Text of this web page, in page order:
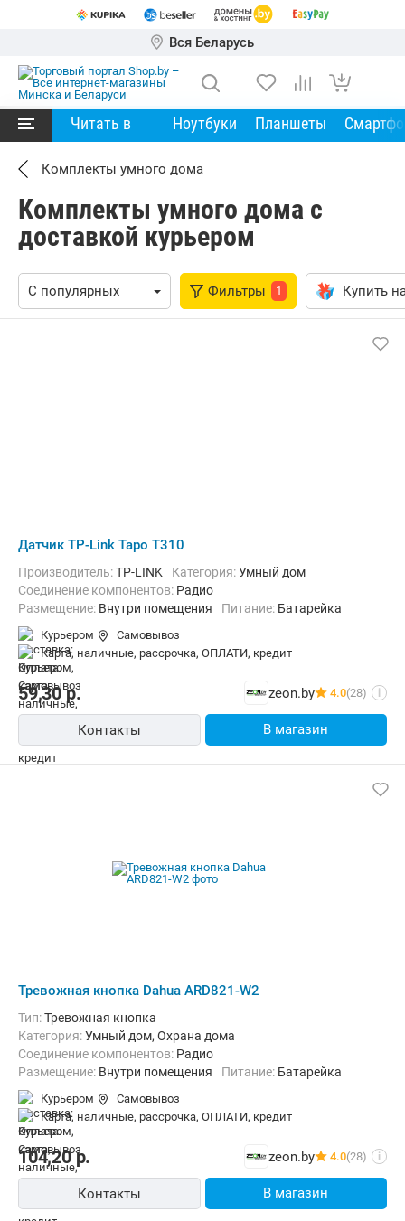
Вся Беларусь
Читать в Ноутбуки Планшеты
Комплекты умного дома
Комплекты умного дома с
доставкой курьером
Фильтры 1 Купить
Датчик TP-Link Tapo T310
Производитель:TP-LINK Категория:Умный дом
Соединение компонентов: Радио
Размещение: Внутри помещения Питание: Батарейка
Курьером
Самовывоз
карта, наличные, рассрочка, ОПЛАТИ, кредит
59,30р. zeon.by 4.0(28) i
Контакты В магазин
Тревожная кнопка Dahua ARD821-W2
Тип:Тревожная кнопка
Категория:Умный дом, Охрана дома
Соединение компонентов: Радио
Размещение: Внутри помещения Питание: Батарейка
Курьером
Самовывоз
карта, наличные, рассрочка, ОПЛАТИ, кредит
104,20р. zeon.by 4.0(28) i
Контакты В магазин